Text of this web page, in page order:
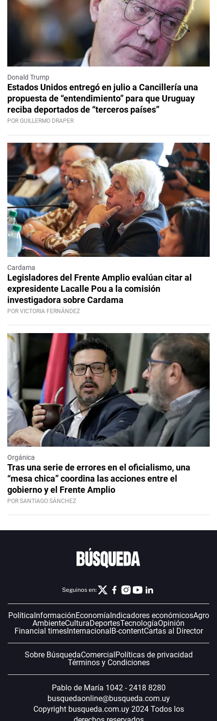
Donald Trump
Estados Unidos entregó en julio a Cancillería una
propuesta de “entendimiento” para que Uruguay
reciba deportados de “terceros países”
POR GUILLERMO DRAPER
Cardama
Legisladores del Frente Amplio evalúan citar al
expresidente Lacalle Pou a la comisión
investigadora sobre Cardama
POR VICTORIA FERNÁNDEZ
Orgánica
Tras una serie de errores en el oficialismo, una
“mesa chica” coordina las acciones entre el
gobierno y el Frente Amplio
POR SANTIAGO SÁNCHEZ
Seguinos en:
PolíticaInformaciónEconomíaIndicadores económicosAgro
AmbienteCulturaDeportesTecnologíaOpinión
Financial timesInternacionalB-contentCartas al Director
Sobre BúsquedaComercialPolíticas de privacidad
Términos y Condiciones
Pablo de María 1042 - 2418 8280
busquedaonline@busqueda.com.uy
Copyright busqueda.com.uy 2024 Todos los